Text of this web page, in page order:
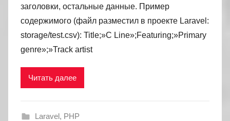
заголовки, остальные данные. Пример
содержимого (файл разместил в проекте Laravel:
storage/test.csv): Title;»C Line»;Featuring;»Primary
genre»;»Track artist
Читать далее
Laravel, PHP